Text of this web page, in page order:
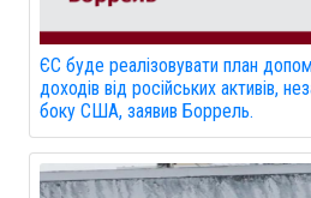
ЄС буде реалізовувати план
доходів від російських активів,
боку США, заявив Боррель.